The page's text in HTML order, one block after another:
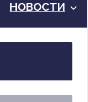
НОВОСТИ